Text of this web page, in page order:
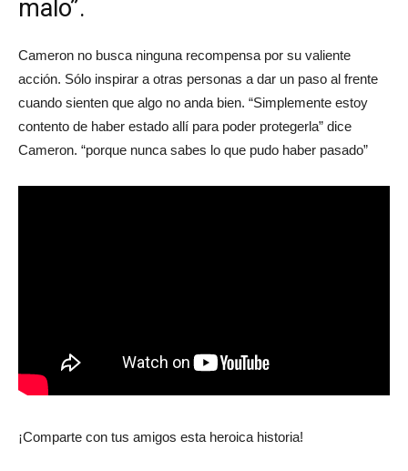
malo”.
Cameron no busca ninguna recompensa por su valiente
acción. Sólo inspirar a otras personas a dar un paso al frente
cuando sienten que algo no anda bien. “Simplemente estoy
contento de haber estado allí para poder protegerla” dice
Cameron. “porque nunca sabes lo que pudo haber pasado”
¡Comparte con tus amigos esta heroica historia!